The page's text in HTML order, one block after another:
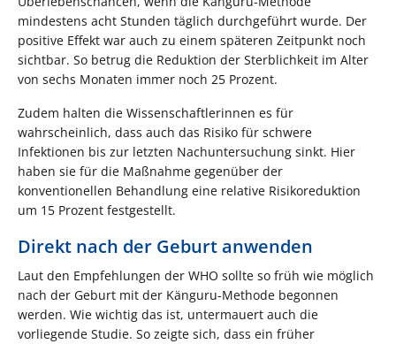
mindestens acht Stunden täglich durchgeführt wurde. Der
positive Effekt war auch zu einem späteren Zeitpunkt noch
sichtbar. So betrug die Reduktion der Sterblichkeit im Alter
von sechs Monaten immer noch 25 Prozent.
Zudem halten die Wissenschaftlerinnen es für
wahrscheinlich, dass auch das Risiko für schwere
Infektionen bis zur letzten Nachuntersuchung sinkt. Hier
haben sie für die Maßnahme gegenüber der
konventionellen Behandlung eine relative Risikoreduktion
um 15 Prozent festgestellt.
Direkt nach der Geburt anwenden
Laut den Empfehlungen der WHO sollte so früh wie möglich
nach der Geburt mit der Känguru-Methode begonnen
werden. Wie wichtig das ist, untermauert auch die
vorliegende Studie. So zeigte sich, dass ein früher